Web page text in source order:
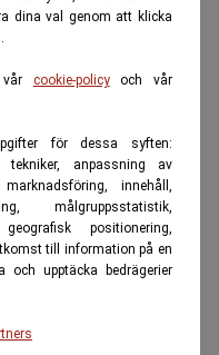
dina val genom att klicka
cookie-policyoch vår
för dessa syften:
tekniker, anpassning av
innehåll,
målgruppsstatistik,
positionering,
till information på en
och upptäcka bedrägerier